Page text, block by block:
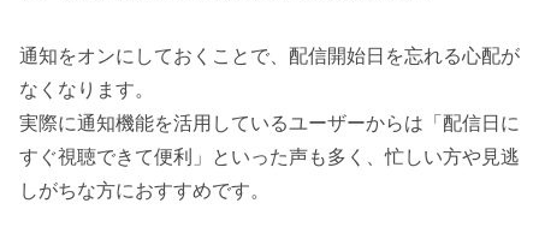
通知をオンにしておくことで、配信開始日を忘れる心配が
なくなります。
実際に通知機能を活用しているユーザーからは「配信日に
すぐ視聴できて便利」といった声も多く、忙しい方や見逃
しがちな方におすすめです。